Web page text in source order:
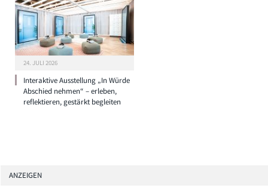
24. JULI 2026
Interaktive Ausstellung „In Würde
Abschied nehmen“ – erleben,
reflektieren, gestärkt begleiten
ANZEIGEN